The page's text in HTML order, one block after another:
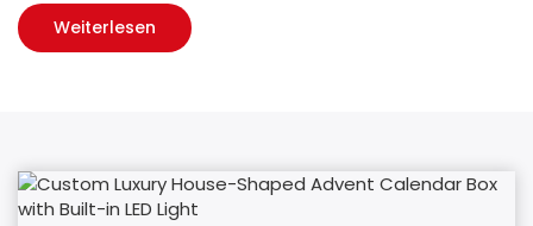
Weiterlesen